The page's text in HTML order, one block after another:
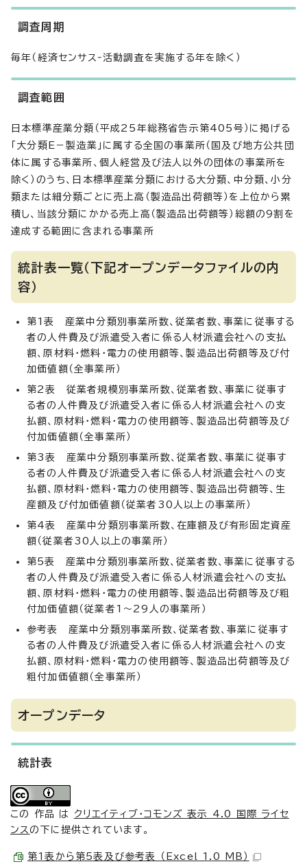
調査周期
毎年（経済センサス‐活動調査を実施する年を除く）
調査範囲
日本標準産業分類（平成25年総務省告示第405号）に掲げる
「大分類E－製造業」に属する全国の事業所（国及び地方公共団
体に属する事業所、個人経営及び法人以外の団体の事業所を
除く）のうち、日本標準産業分類における大分類、中分類、小分
類または細分類ごとに売上高（製造品出荷額等）を上位から累
積し、当該分類にかかる売上高（製造品出荷額等）総額の9割を
達成する範囲に含まれる事業所
統計表一覧（下記オープンデータファイルの内
容）
第1表 産業中分類別事業所数、従業者数、事業に従事する
者の人件費及び派遣受入者に係る人材派遣会社への支払
額、原材料・燃料・電力の使用額等、製造品出荷額等及び付
加価値額（全事業所）
第2表 従業者規模別事業所数、従業者数、事業に従事す
る者の人件費及び派遣受入者に係る人材派遣会社への支
払額、原材料・燃料・電力の使用額等、製造品出荷額等及び
付加価値額（全事業所）
第3表 産業中分類別事業所数、従業者数、事業に従事す
る者の人件費及び派遣受入者に係る人材派遣会社への支
払額、原材料・燃料・電力の使用額等、製造品出荷額等、生
産額及び付加価値額（従業者30人以上の事業所）
第4表 産業中分類別事業所数、在庫額及び有形固定資産
額（従業者30人以上の事業所）
第5表 産業中分類別事業所数、従業者数、事業に従事する
者の人件費及び派遣受入者に係る人材派遣会社への支払
額、原材料・燃料・電力の使用額等、製造品出荷額等及び粗
付加価値額（従業者1～29人の事業所）
参考表 産業中分類別事業所数、従業者数、事業に従事す
る者の人件費及び派遣受入者に係る人材派遣会社への支
払額、原材料・燃料・電力の使用額等、製造品出荷額等及び
粗付加価値額（全事業所）
オープンデータ
統計表
この 作品 は クリエイティブ・コモンズ 表示 4.0 国際 ライセ
ンスの下に提供されています。
第1表から第5表及び参考表 （Excel 1.0 MB）